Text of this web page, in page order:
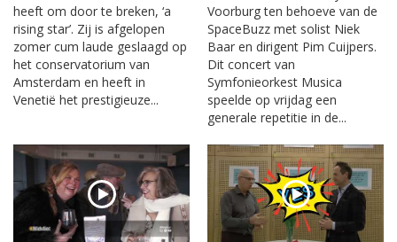
heeft om door te breken, ‘a
rising star’. Zij is afgelopen
zomer cum laude geslaagd op
het conservatorium van
Amsterdam en heeft in
Venetië het prestigieuze...
Voorburg ten behoeve van de
SpaceBuzz met solist Niek
Baar en dirigent Pim Cuijpers.
Dit concert van
Symfonieorkest Musica
speelde op vrijdag een
generale repetitie in de...